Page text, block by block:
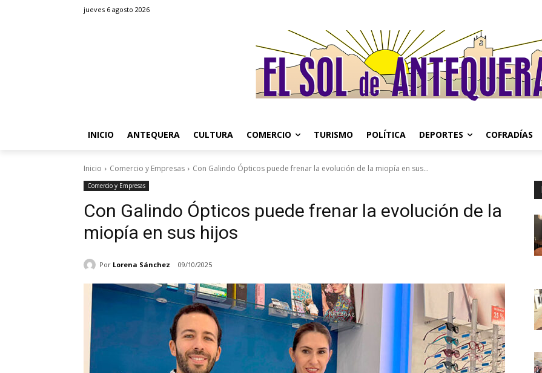
jueves 6 agosto 2026
INICIO ANTEQUERA CULTURA COMERCIO TURISMO POLÍTICA DEPORTES COFRADÍAS
Inicio Comercio y Empresas Con Galindo Ópticos puede frenar la evolución de la miopía en sus...
Comercio y Empresas
Con Galindo Ópticos puede frenar la evolución de la
miopía en sus hijos
Por Lorena Sánchez 09/10/2025